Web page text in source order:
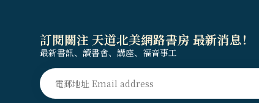
訂閱關注 天道北美網路書房 最新消息！
最新書訊、讀書會、講座、福音事工